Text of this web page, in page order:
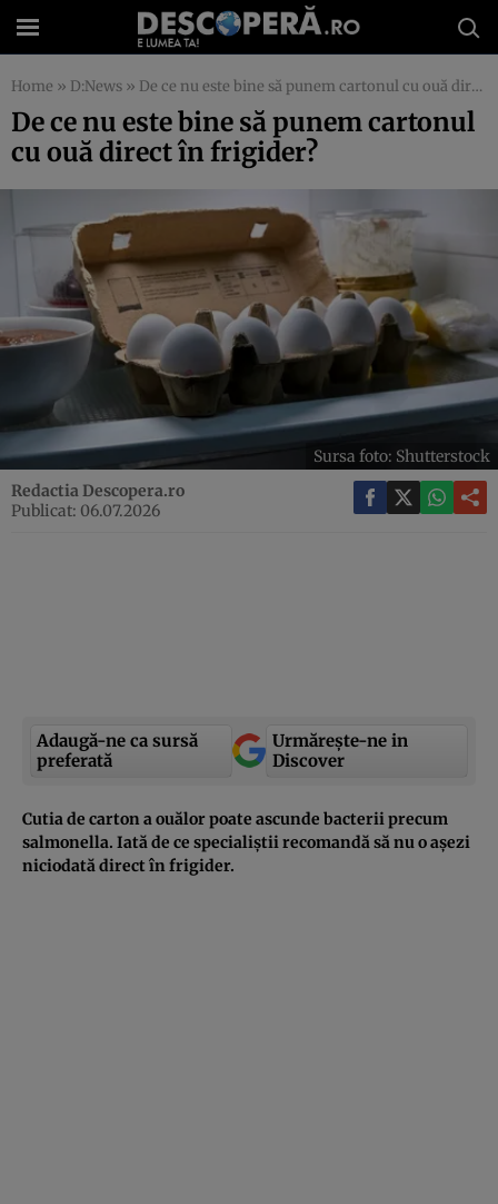
Home » D:News » De ce nu este bine să punem cartonul cu ouă direct în frigider?
De ce nu este bine să punem cartonul
cu ouă direct în frigider?
Sursa foto: Shutterstock
Redactia Descopera.ro
Publicat: 06.07.2026
Adaugă-ne ca sursă
preferată
Urmărește-ne in
Discover
Cutia de carton a ouălor poate ascunde bacterii precum
salmonella. Iată de ce specialiștii recomandă să nu o așezi
niciodată direct în frigider.